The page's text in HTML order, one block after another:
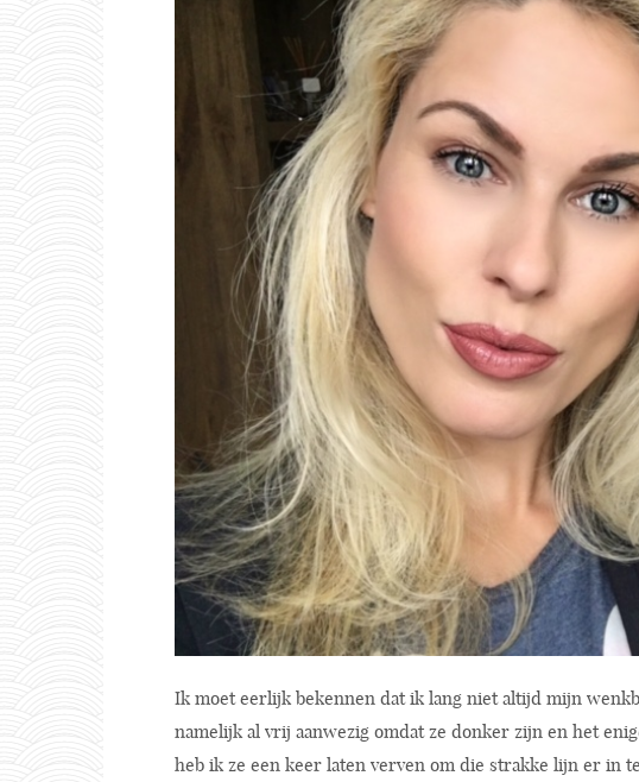
Ik moet eerlijk bekennen dat ik lang niet altijd mijn
namelijk al vrij aanwezig omdat ze donker zijn en het
heb ik ze een keer laten verven om die strakke lijn er in